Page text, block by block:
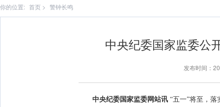
你的位置: 首页 > 警钟长鸣
中央纪委国家监委公
发布时间：
中央纪委国家监委网站讯 “五一”将至，